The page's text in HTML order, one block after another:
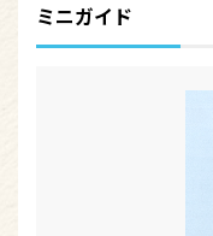
ミニガイド